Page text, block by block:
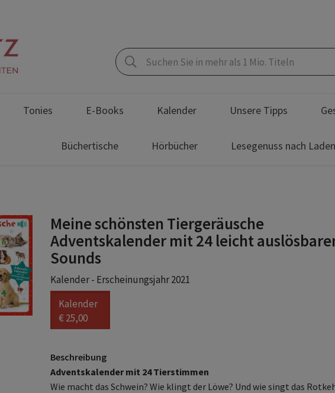
Tonies E-Books Kalender Unsere Tipps
Büchertische Hörbücher Lesegenuss nach
Meine schönsten Tiergeräusche
Adventskalender mit 24 leicht
Sounds
Kalender - Erscheinungsjahr 2021
Kalender
€ 25,00
Beschreibung
Adventskalender mit 24 Tierstimmen
Wie macht das Schwein? Wie klingt der Löwe? Und wie singt das